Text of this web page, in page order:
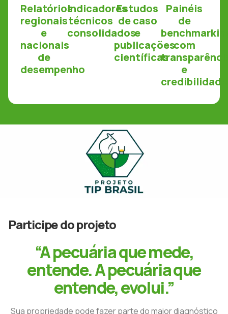
Relatórios
regionais
e
nacionais
de
desempenho
Indicadores
técnicos
consolidados
Estudos
de caso
e
publicações
científicas
Painéis
de
com
e
credibilidade
Participe do projeto
“A pecuária que mede,
entende. A pecuária que
entende, evolui.”
Sua propriedade pode fazer parte do maior diagnóstico